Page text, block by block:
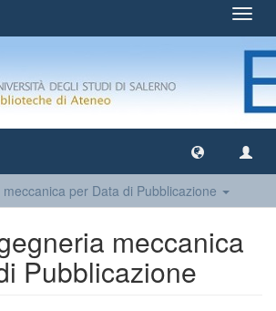
per Data di Pubblicazione
meccanica
Pubblicazione